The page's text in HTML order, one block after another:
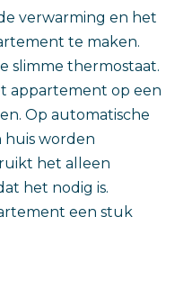
verwarming en het
te maken.
slimme thermostaat.
appartement op een
Op automatische
huis worden
het alleen
het nodig is.
een stuk